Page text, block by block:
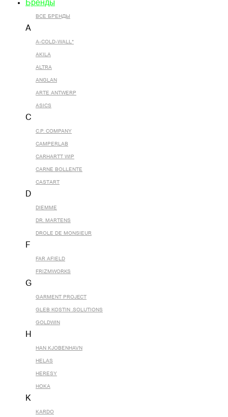
Бренды
ВСЕ БРЕНДЫ
A
A-COLD-WALL*
AKILA
ALTRA
ANGLAN
ARTE ANTWERP
ASICS
C
C.P. COMPANY
CAMPERLAB
CARHARTT WIP
CARNE BOLLENTE
CASTART
D
DIEMME
DR. MARTENS
DROLE DE MONSIEUR
F
FAR AFIELD
FRIZMWORKS
G
GARMENT PROJECT
GLEB KOSTIN .SOLUTIONS
GOLDWIN
H
HAN KJOBENHAVN
HELAS
HERESY
HOKA
K
KARDO